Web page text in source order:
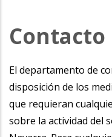
Contacto
El departamento de
disposición de los
que requieran
sobre la actividad del